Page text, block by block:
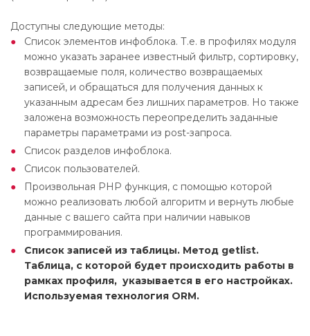
Доступны следующие методы:
Список элементов инфоблока. Т.е. в профилях модуля
можно указать заранее известный фильтр, сортировку,
возвращаемые поля, количество возвращаемых
записей, и обращаться для получения данных к
указанным адресам без лишних параметров. Но также
заложена возможность переопределить заданные
параметры параметрами из post-запроса.
Список разделов инфоблока.
Список пользователей.
Произвольная PHP функция, с помощью которой
можно реализовать любой алгоритм и вернуть любые
данные с вашего сайта при наличии навыков
программирования.
Список записей из таблицы. Метод getlist.
Таблица, с которой будет происходить работы в
рамках профиля, указывается в его настройках.
Используемая технология ORM.